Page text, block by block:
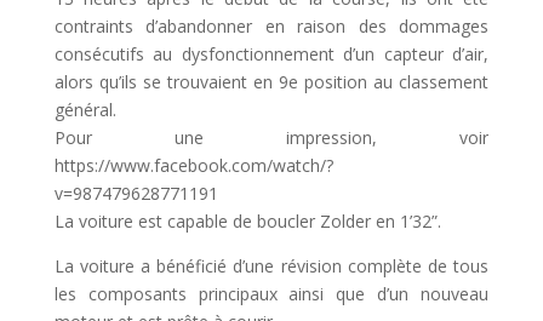
contraints d’abandonner en raison des dommages
consécutifs au dysfonctionnement d’un capteur d’air,
alors qu’ils se trouvaient en 9e position au classement
général.
Pour une impression, voir
https://www.facebook.com/watch/?
v=987479628771191
La voiture est capable de boucler Zolder en 1’32”.
La voiture a bénéficié d’une révision complète de tous
les composants principaux ainsi que d’un nouveau